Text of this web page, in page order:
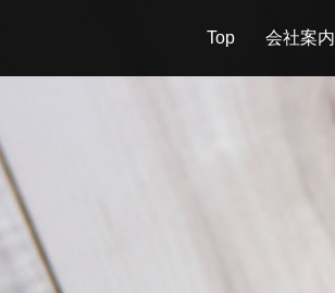
Top 会社案内